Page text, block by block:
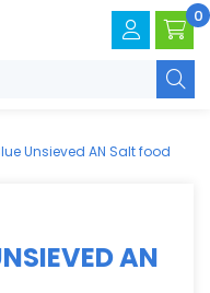
0
Unsieved AN Salt food
AN